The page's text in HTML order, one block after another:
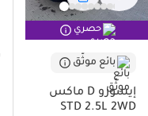
حصري
بائع موثّق
إيسوزو D ماكس
STD 2.5L 2WD